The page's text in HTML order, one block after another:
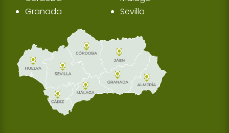
Granada
Sevilla